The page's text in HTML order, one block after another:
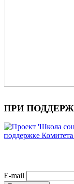
ПРИ
E-mail